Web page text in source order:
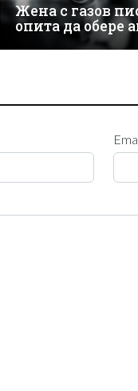
Жена с газов
опита да обере